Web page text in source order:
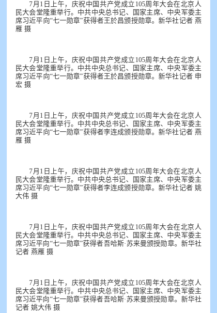
7月1日上午，庆祝中国共产党成立105周年大会在北京人
民大会堂隆重举行。中共中央总书记、国家主席、中央军委主
席习近平向“七一勋章”获得者王於昌颁授勋章。新华社记者 燕
雁 摄
7月1日上午，庆祝中国共产党成立105周年大会在北京人
民大会堂隆重举行。中共中央总书记、国家主席、中央军委主
席习近平向“七一勋章”获得者王於昌颁授勋章。新华社记者 申
宏 摄
7月1日上午，庆祝中国共产党成立105周年大会在北京人
民大会堂隆重举行。中共中央总书记、国家主席、中央军委主
席习近平向“七一勋章”获得者李连成颁授勋章。新华社记者 燕
雁 摄
7月1日上午，庆祝中国共产党成立105周年大会在北京人
民大会堂隆重举行。中共中央总书记、国家主席、中央军委主
席习近平向“七一勋章”获得者李连成颁授勋章。新华社记者 姚
大伟 摄
7月1日上午，庆祝中国共产党成立105周年大会在北京人
民大会堂隆重举行。中共中央总书记、国家主席、中央军委主
席习近平向“七一勋章”获得者吾哈斯·苏来曼颁授勋章。新华社
记者 燕雁 摄
7月1日上午，庆祝中国共产党成立105周年大会在北京人
民大会堂隆重举行。中共中央总书记、国家主席、中央军委主
席习近平向“七一勋章”获得者吾哈斯·苏来曼颁授勋章。新华社
记者 姚大伟 摄